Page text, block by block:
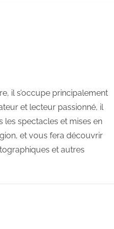
il s’occupe principalement
et lecteur passionné, il
les spectacles et mises en
et vous fera découvrir
et autres